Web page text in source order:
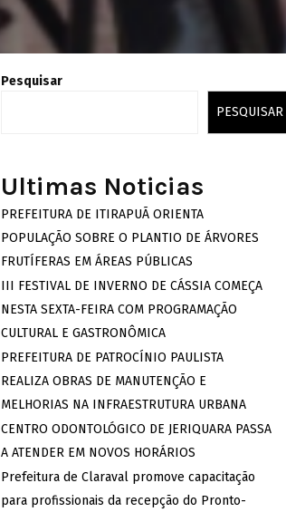
Pesquisar
PESQUISAR
Ultimas Noticias
PREFEITURA DE ITIRAPUÃ ORIENTA
POPULAÇÃO SOBRE O PLANTIO DE ÁRVORES
FRUTÍFERAS EM ÁREAS PÚBLICAS
III FESTIVAL DE INVERNO DE CÁSSIA COMEÇA
NESTA SEXTA-FEIRA COM PROGRAMAÇÃO
CULTURAL E GASTRONÔMICA
PREFEITURA DE PATROCÍNIO PAULISTA
REALIZA OBRAS DE MANUTENÇÃO E
MELHORIAS NA INFRAESTRUTURA URBANA
CENTRO ODONTOLÓGICO DE JERIQUARA PASSA
A ATENDER EM NOVOS HORÁRIOS
Prefeitura de Claraval promove capacitação
para profissionais da recepção do Pronto-